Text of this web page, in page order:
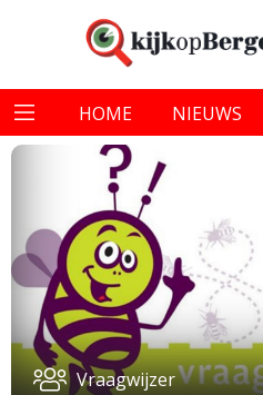
HOME NIEUWS
Vraagwijzer